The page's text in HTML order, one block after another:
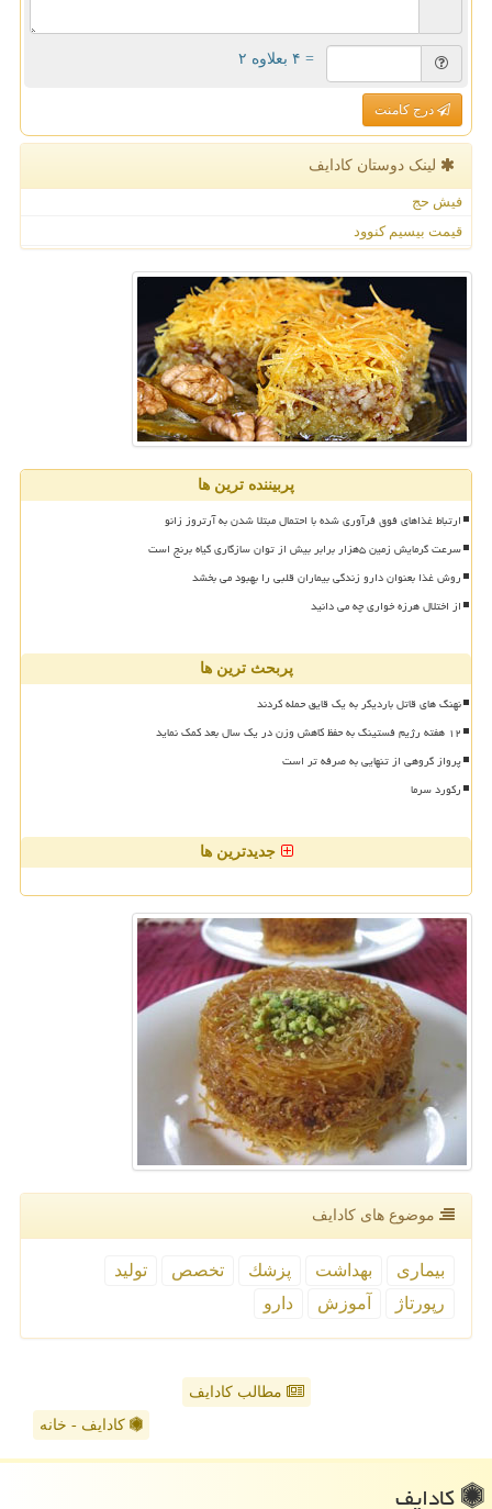
= ۴ بعلاوه ۲
درج کامنت
لینک دوستان كادایف
فیش حج
قیمت بیسیم کنوود
پربیننده ترین ها
ارتباط غذاهای فوق فرآوری شده با احتمال مبتلا شدن به آرتروز زانو
سرعت گرمایش زمین ۵هزار برابر بیش از توان سازگاری گیاه برنج است
روش غذا بعنوان دارو زندگی بیماران قلبی را بهبود می بخشد
از اختلال هرزه خواری چه می دانید
پربحث ترین ها
نهنگ های قاتل باردیگر به یک قایق حمله کردند
۱۲ هفته رژیم فستینگ به حفظ کاهش وزن در یک سال بعد کمک نماید
پرواز گروهی از تنهایی به صرفه تر است
رکورد سرما
جدیدترین ها
موضوع های كادایف
بیماری بهداشت پزشك تخصص
تولید
رپورتاژ
آموزش دارو
مطالب کادایف
کادایف - خانه
كادایف